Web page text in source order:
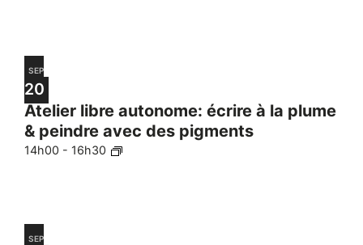
SEP
20
Atelier libre autonome: écrire à la plume
& peindre avec des pigments
14h00 - 16h30
SEP